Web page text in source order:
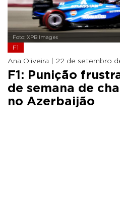
Foto: XPB Images
F1
Ana Oliveira | 22 de setembro
F1: Punição
de semana de
no Azerbaijão